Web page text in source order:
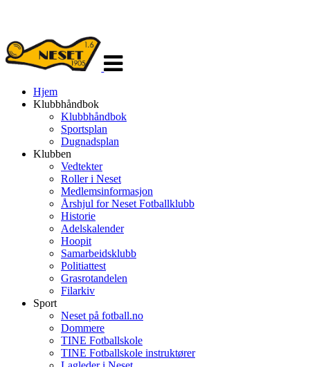
navigasjon
Hjem
Klubbhåndbok
Klubbhåndbok
Sportsplan
Dugnadsplan
Klubben
Vedtekter
Roller i Neset
Medlemsinformasjon
Årshjul for Neset Fotballklubb
Historie
Adelskalender
Hoopit
Samarbeidsklubb
Politiattest
Grasrotandelen
Filarkiv
Sport
Neset på fotball.no
Dommere
TINE Fotballskole
TINE Fotballskole instruktører